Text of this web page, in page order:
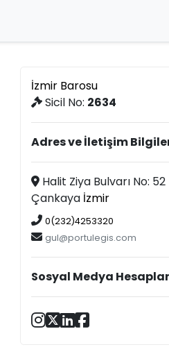
İzmir Barosu
Sicil No: 2634
Adres ve İletişim
Halit Ziya Bulvarı No:
Çankaya İzmir
0(232)4253320
gul@portulegis.com
Sosyal Medya